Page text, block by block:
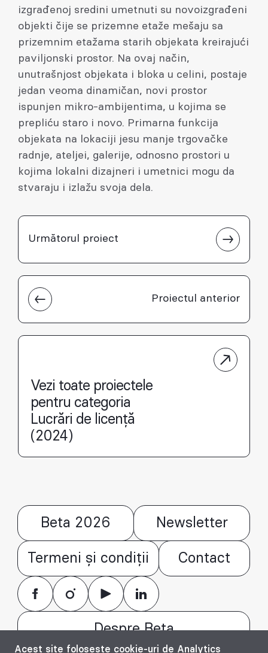
izgrađenoj sredini umetnuti su novoizgrađeni
objekti čije se prizemne etaže mešaju sa
prizemnim etažama starih objekata kreirajući
paviljonski prostor. Na ovaj način,
unutrašnjost objekata i bloka u celini, postaje
jedan veoma dinamičan, novi prostor
ispunjen mikro-ambijentima, u kojima se
prepliću staro i novo. Primarna funkcija
objekata na lokaciji jesu manje trgovačke
radnje, ateljei, galerije, odnosno prostori u
kojima lokalni dizajneri i umetnici mogu da
stvaraju i izlažu svoja dela.
Proiectul anterior
Următorul proiect
Vezi toate proiectele
pentru categoria
Lucrări de licență
(2024)
Acest site folosește cookie-uri de Analytics
Beta 2026 Newsletter
Termeni și condiții Contact
Despre Beta